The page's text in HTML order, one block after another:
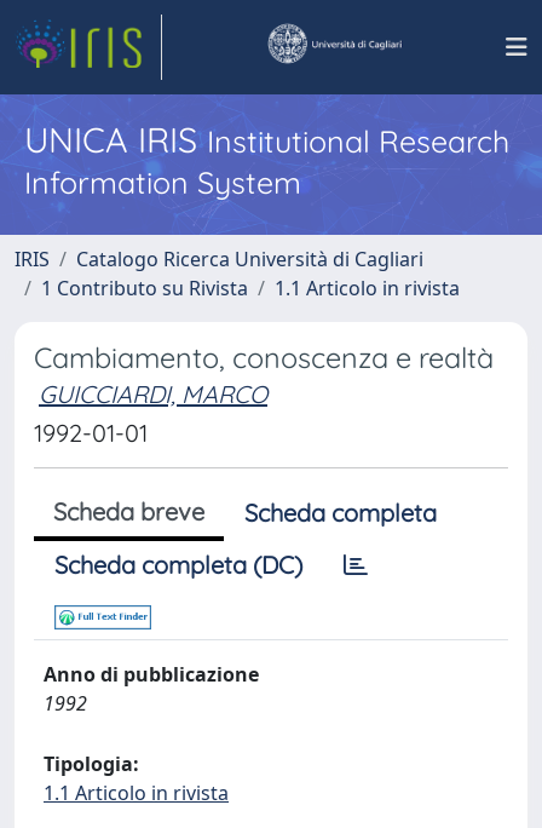
UNICA IRISInstitutional Research
Information System
IRIS
Catalogo Ricerca Università di Cagliari
1 Contributo su Rivista
1.1 Articolo in rivista
Cambiamento, conoscenza e realtà
GUICCIARDI, MARCO
1992-01-01
Scheda breve
Scheda completa
Scheda completa (DC)
Anno di pubblicazione
1992
Tipologia:
1.1 Articolo in rivista